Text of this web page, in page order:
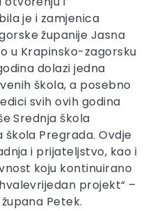
je i zamjenica
županije Jasna
u Krapinsko-zagorsku
dolazi jedna
škola, a posebno
svih ovih godina
Srednja škola
škola Pregrada. Ovdje
i prijateljstvo, kao i
koju kontinuirano
projekt“ –
Petek.